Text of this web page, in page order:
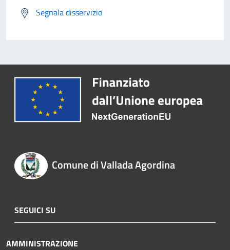
Segnala disservizio
Comune di Vallada Agordina
SEGUICI SU
AMMINISTRAZIONE